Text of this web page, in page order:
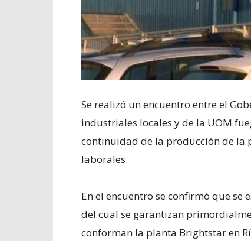
Se realizó un encuentro entre el
industriales locales y de la UOM
continuidad de la producción de la
laborales.
En el encuentro se confirmó que
del cual se garantizan
conforman la planta Brightstar en